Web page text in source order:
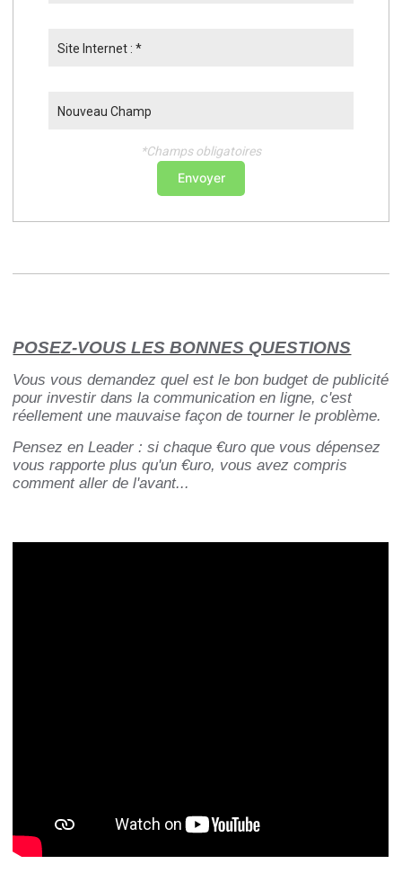
Site Internet : *
Nouveau Champ
*Champs obligatoires
Envoyer
POSEZ-VOUS LES BONNES QUESTIONS
Vous vous demandez quel est le bon budget de publicité
pour investir dans la communication en ligne, c'est
réellement une mauvaise façon de tourner le problème.
Pensez en Leader : si chaque €uro que vous dépensez
vous rapporte plus qu'un €uro, vous avez compris
comment aller de l'avant...